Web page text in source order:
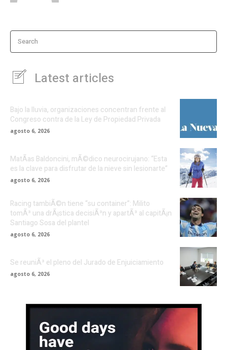
Search
Latest articles
Bajo la lluvia, organizaciones concentran frente al
Congreso contra de la Ley de Propiedad Privada
agosto 6, 2026
MatÃ­as Baldoncini, mÃ©dico neurocirujano: “Esta
es la clave para disfrutar de la nieve sin lesionarte”
agosto 6, 2026
Racing tambiÃ©n tiene “su container”: Milito
tomÃ³ una drÃ¡stica decisiÃ³n y apartÃ³ al capitÃ¡n
Santiago Sosa del plantel
agosto 6, 2026
Se reuniÃ³ el pleno del Jurado de Enjuiciamiento
agosto 6, 2026